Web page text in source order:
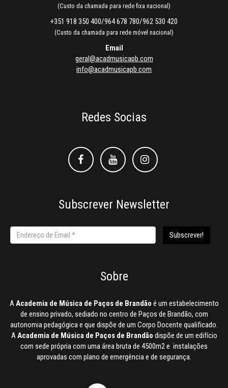
(Custo da chamada para rede fixa nacional)
+351 918 350 400/964 678 780/962 530 420
(Custo da chamada para rede móvel nacional)
Email
geral@acadmusicapb.com
info@acadmusicapb.com
Redes Socias
FacebookFacebookInstagram
Subscrever Newsletter
Sobre
AAcademia de Música de Paços de Brandão é um estabelecimento
de ensino privado, sediado no centro de Paços de Brandão, com
autonomia pedagógica e que dispõe de um Corpo Docente qualificado.
AAcademia de Música de Paços de Brandão dispõe de um edifício
com sede própria com uma área bruta de 4500m2 e instalações
aprovadas com plano de emergência e de segurança.